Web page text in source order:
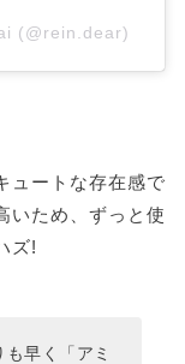
(@rein.dear)
ュートな存在感で
いため、ずっと使
ズ!
早く「アミ